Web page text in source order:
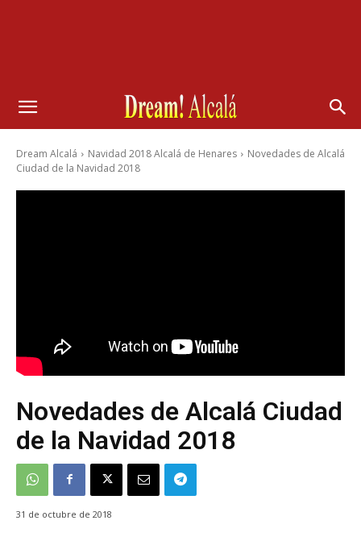
Dream Alcalá Navidad 2018 Alcalá de Henares
Novedades de Alcalá
Ciudad de la Navidad 2018
Novedades de Alcalá Ciudad
de la Navidad 2018
31 de octubre de 2018